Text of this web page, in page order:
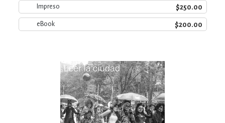
Impreso $250.00
eBook $200.00